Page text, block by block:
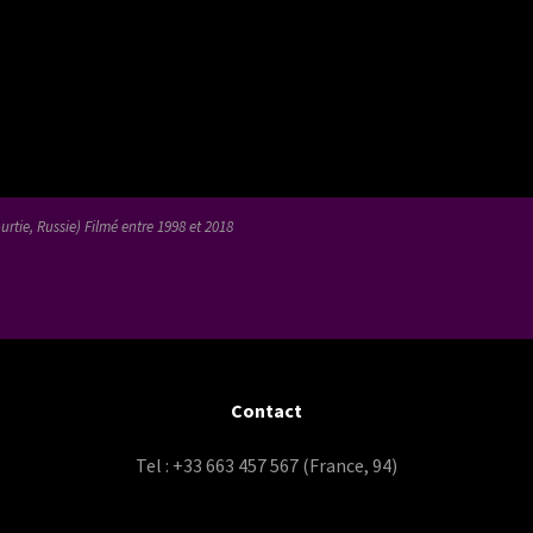
Russie) Filmé entre 1998 et 2018
Contact
Tel : +33 663 457 567 (France, 94)